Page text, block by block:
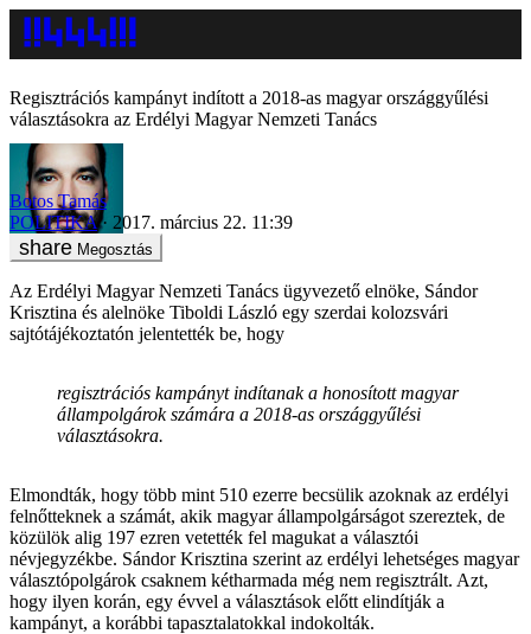
Regisztrációs kampányt indított a 2018-as magyar országgyűlési
választásokra az Erdélyi Magyar Nemzeti Tanács
Botos Tamás
POLITIKA
2017. március 22. 11:39
Megosztás
Az Erdélyi Magyar Nemzeti Tanács ügyvezető elnöke, Sándor
Krisztina és alelnöke Tiboldi László egy szerdai kolozsvári
sajtótájékoztatón jelentették be, hogy
regisztrációs kampányt indítanak a honosított magyar
állampolgárok számára a 2018-as országgyűlési
választásokra.
Elmondták, hogy több mint 510 ezerre becsülik azoknak az erdélyi
felnőtteknek a számát, akik magyar állampolgárságot szereztek, de
közülök alig 197 ezren vetették fel magukat a választói
névjegyzékbe. Sándor Krisztina szerint az erdélyi lehetséges magyar
választópolgárok csaknem kétharmada még nem regisztrált. Azt,
hogy ilyen korán, egy évvel a választások előtt elindítják a
kampányt, a korábbi tapasztalatokkal indokolták.